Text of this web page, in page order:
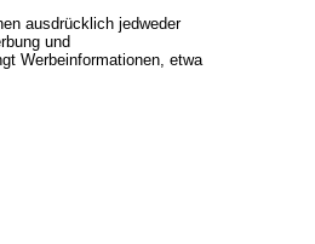
ausdrücklich jedweder
und
Werbeinformationen, etwa